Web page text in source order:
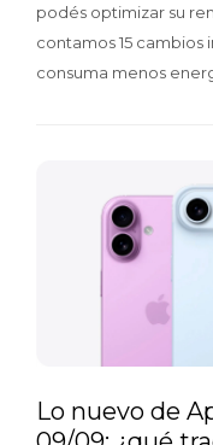
podés optimizar su
contamos 15 cambios
consuma menos
Lo nuevo de